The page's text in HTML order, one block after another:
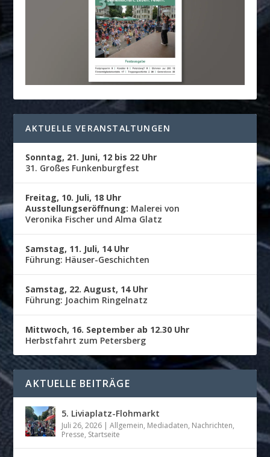
AKTUELLE VERANSTALTUNGEN
Sonntag, 21. Juni, 12 bis 22 Uhr
31. Großes Funkenburgfest
Freitag, 10. Juli, 18 Uhr
Ausstellungseröffnung: Malerei von
Veronika Fischer und Alma Glatz
Samstag, 11. Juli, 14 Uhr
Führung: Häuser-Geschichten
Samstag, 22. August, 14 Uhr
Führung: Joachim Ringelnatz
Mittwoch, 16. September ab 12.30 Uhr
Herbstfahrt zum Petersberg
AKTUELLE BEITRÄGE
5. Liviaplatz-Flohmarkt
Juli 26, 2026 |Allgemein, Mediadaten, Nachrichten,
Presse, Startseite